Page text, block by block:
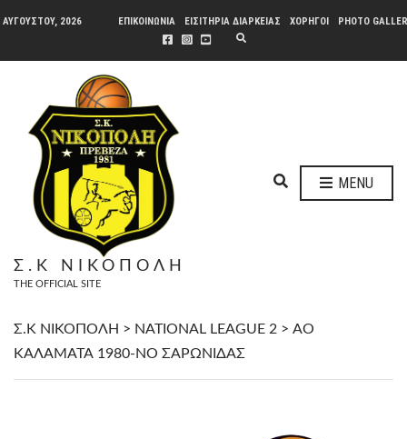
ΑΥΓΟΎΣΤΟΥ, 2026 ΕΠΙΚΟΙΝΩΝΙΑ ΕΙΣΙΤΗΡΙΑ ΔΙΑΡΚΕΙΑΣ ΧΟΡΗΓΟΙ
PHOTO
P
Σ.Κ ΝΙΚΟΠΟΛΗ
THE OFFICIAL SITE
A
H
R
MENU
Σ.Κ ΝΙΚΟΠΟΛΗ > NATIONAL LEAGUE 2 > ΑΟ
ΚΑΛΑΜΑΤΑ 1980-ΝΟ ΣΑΡΩΝΙΔΑΣ